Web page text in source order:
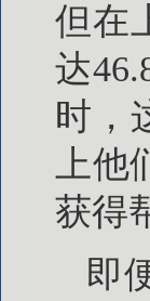
但在
达
时，
上
获得
即